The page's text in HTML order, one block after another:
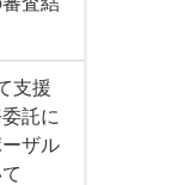
支援
託に
ザル